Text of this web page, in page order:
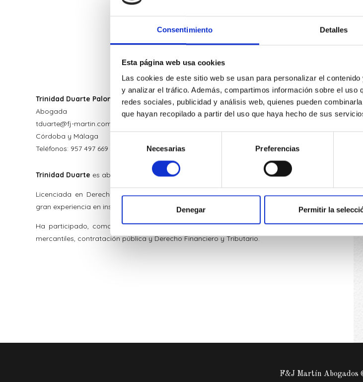
Consentimiento Detalles
Esta página web usa cookies
Las cookies de este sitio web se usan para personalizar el
y analizar el tráfico. Además, compartimos información sobre el uso
redes sociales, publicidad y análisis web, quienes pueden
que hayan recopilado a partir del uso que haya hecho de sus
consentimiento
Necesarias Preferencias
Denegar Permitir la
Trinidad Duarte Palomino
Abogada
tduarte@fj-martin.com
Córdoba y Málaga
Teléfonos: 957 497 669 y 952 222 899
Trinidad Duarte es abogado en ejercicio desde 1997.
Licenciada en Derecho por la Universidad de Córdoba en 1991. Cuenta con una
gran experiencia en inspecciones y controles de la Administración Tributaria.
Ha participado, como autora, en cuatro libros sobre consejeros de sociedades
mercantiles, contratación pública y Derecho Financiero y Tributario.
F&J Martín Abogados